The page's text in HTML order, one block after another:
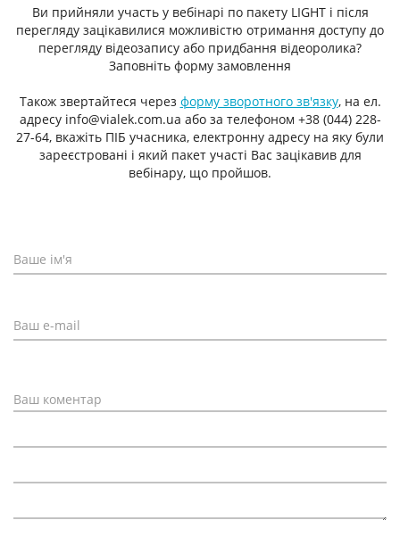
Ви прийняли участь у вебінарі по пакету LIGHT і після
перегляду зацікавилися можливістю отримання доступу до
перегляду відеозапису або придбання відеоролика?
Заповніть форму замовлення
Також звертайтеся через форму зворотного зв'язку, на ел.
адресу info@vialek.com.ua або за телефоном +38 (044) 228-
27-64, вкажіть ПІБ учасника, електронну адресу на яку були
зареєстровані і який пакет участі Вас зацікавив для
вебінару, що пройшов.